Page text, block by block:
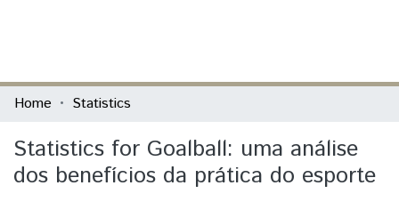
Communities & Collections
All of DSpace
Home Statistics
Statistics for Goalball: uma análise
dos benefícios da prática do esporte